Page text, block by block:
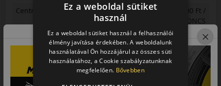
Centrírozás 18 coll
5 200 Ft /
ABRONCS
Centrírozás 19 coll és Kisteher C-s
terherlési index
5 500 Ft /
ABRONCS
Centrírozás 20 coll
5 700 Ft /
ABRONCS
Centrírozás 21 coll
5 800 Ft /
Ez a weboldal sütiket
használ
Ez a weboldal sütiket használ a felhasználói
élmény javítása érdekében. A weboldalunk
használatával Ön hozzájárul az összes süti
használatához, a Cookie szabályzatunknak
megfelelően. Bővebben